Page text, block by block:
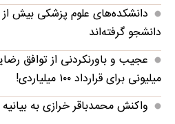
دانشکده‌های علوم پزشکی بیش
دانشجو گرفته‌اند
میلیونی برای قرارداد ۱۰۰ میلیاردی!
واکنش محمدباقر خرازی به